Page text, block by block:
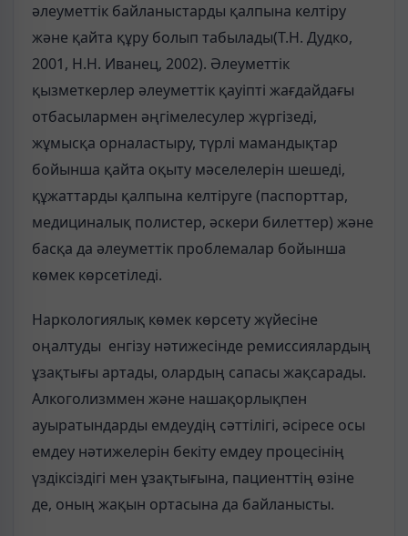
әлеуметтік байланыстарды қалпына келтіру
және қайта құру болып табылады(Т.Н. Дудко,
2001, Н.Н. Иванец, 2002). Әлеуметтік
қызметкерлер әлеуметтік қауіпті жағдайдағы
отбасылармен әңгімелесулер жүргізеді,
жұмысқа орналастыру, түрлі мамандықтар
бойынша қайта оқыту мәселелерін шешеді,
құжаттарды қалпына келтіруге (паспорттар,
медициналық полистер, әскери билеттер) және
басқа да әлеуметтік проблемалар бойынша
көмек көрсетіледі.
Наркологиялық көмек көрсету жүйесіне
оңалтуды енгізу нәтижесінде ремиссиялардың
ұзақтығы артады, олардың сапасы жақсарады.
Алкоголизммен және нашақорлықпен
ауыратындарды емдеудің сәттілігі, әсіресе осы
емдеу нәтижелерін бекіту емдеу процесінің
үздіксіздігі мен ұзақтығына, пациенттің өзіне
де, оның жақын ортасына да байланысты.